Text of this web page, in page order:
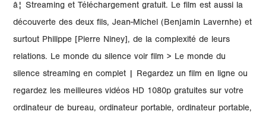
â¦ Streaming et Téléchargement gratuit. Le film est aussi la
découverte des deux fils, Jean-Michel (Benjamin Lavernhe) et
surtout Philippe [Pierre Niney], de la complexité de leurs
relations. Le monde du silence voir film > Le monde du
silence streaming en complet | Regardez un film en ligne ou
regardez les meilleures vidéos HD 1080p gratuites sur votre
ordinateur de bureau, ordinateur portable, ordinateur portable,